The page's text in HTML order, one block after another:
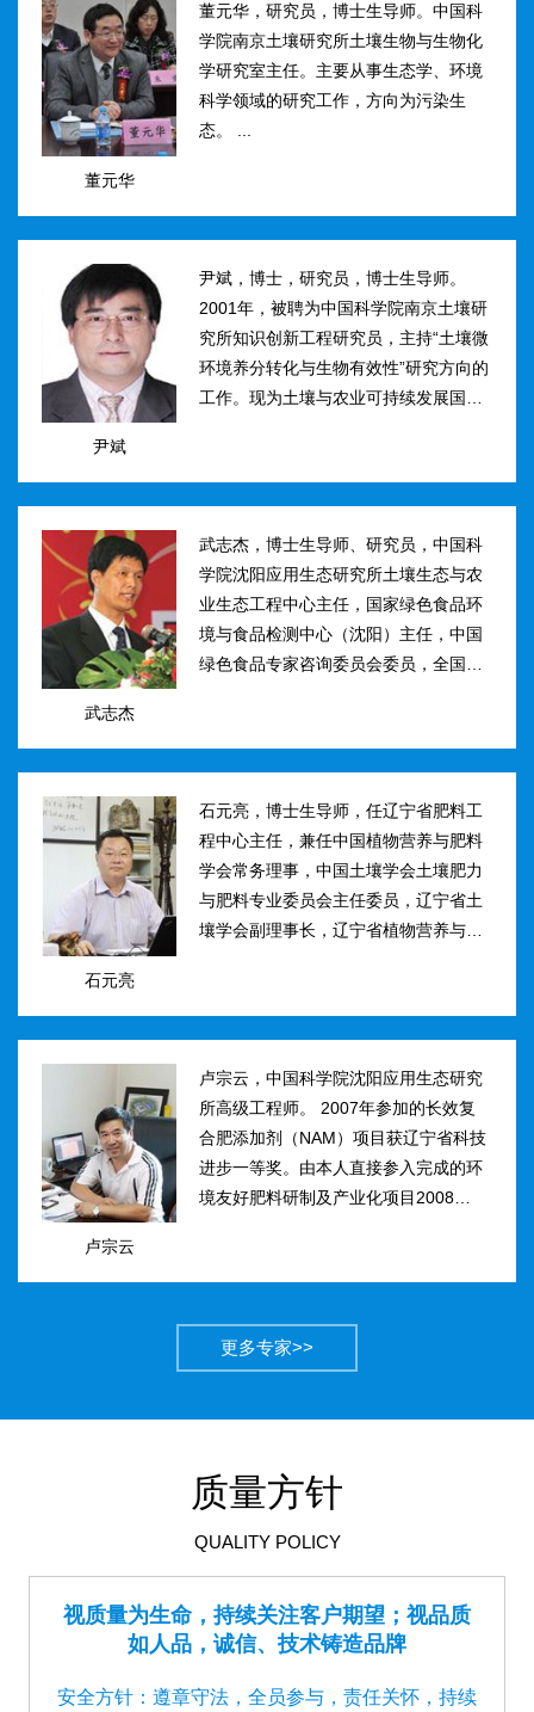
董元华
董元华，研究员，博士生导师。中国科
学院南京土壤研究所土壤生物与生物化
学研究室主任。主要从事生态学、环境
科学领域的研究工作，方向为污染生
态。 ...
尹斌
尹斌，博士，研究员，博士生导师。
2001年，被聘为中国科学院南京土壤研
究所知识创新工程研究员，主持“土壤微
环境养分转化与生物有效性”研究方向的
工作。现为土壤与农业可持续发展国家
影...
武志杰
武志杰，博士生导师、研究员，中国科
学院沈阳应用生态研究所土壤生态与农
业生态工程中心主任，国家绿色食品环
境与食品检测中心（沈阳）主任，中国
绿色食品专家咨询委员会委员，全国肥
学调控、新型缓控释肥料研制；土壤...
石元亮
石元亮，博士生导师，任辽宁省肥料工
程中心主任，兼任中国植物营养与肥料
学会常务理事，中国土壤学会土壤肥力
与肥料专业委员会主任委员，辽宁省土
壤学会副理事长，辽宁省植物营养与肥
家“十二五&rdqu...
卢宗云
卢宗云，中国科学院沈阳应用生态研究
所高级工程师。 2007年参加的长效复
合肥添加剂（NAM）项目获辽宁省科技
进步一等奖。由本人直接参入完成的环
境友好肥料研制及产业化项目2008年获
市有突出贡献中青年专...
更多专家>>
质量方针
QUALITY POLICY
视质量为生命，持续关注客户期望；视品质
如人品，诚信、技术铸造品牌
安全方针：遵章守法，全员参与，责任关怀，持续